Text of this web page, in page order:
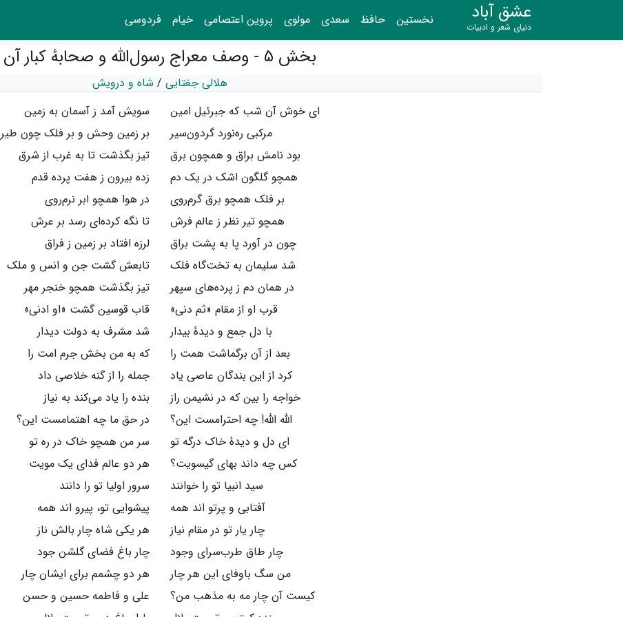
عشق آباد
دنیای شعر و ادبیات نخستین حافظ سعدی مولوی پروین اعتصامی خیام فردوسی
بخش ۵ - وصف معراج رسول‌الله و صحابهٔ کبار آن
هلالی جغتایی / شاه و درویش
ای خوش آن شب که جبرئیل امین
سویش آمد ز آسمان به زمین
مرکبی ره‌نورد گردون‌سیر
بر زمین وحش و بر فلک چون طیر
بود نامش براق و همچون برق
تیز بگذشت تا به غرب از شرق
همچو گلگون اشک در یک دم
زده بیرون ز هفت پرده قدم
بر فلک همچو برق گرم‌روی
در هوا همچو ابر نرم‌روی
همچو تیر نظر ز عالم فرش
تا نگه کرده‌ای رسد بر عرش
چون در آورد پا به پشت براق
لرزه افتاد بر زمین ز فراق
شد سلیمان به تخت‌گاه فلک
تابعش گشت جن و انس و ملک
در همان دم ز پرده‌های سپهر
تیز بگذشت همچو خنجر مهر
قرب او از مقام «ثم دنی»
قاب قوسین گشت «او ادنی»
با دل جمع و دیدهٔ بیدار
شد مشرف به دولت دیدار
بعد از آن برگماشت همت را
که به من بخش جرم امت را
کرد از این بندگان عاصی یاد
جمله را از گنه خلاصی داد
خواجه را بین که در نشیمن راز
بنده را یاد می‌کند به نیاز
الله الله! چه احترامست این؟
در حق ما چه اهتمامست این؟
ای دل و دیدهٔ خاک درگه تو
سر من همچو خاک در ره تو
کس چه داند بهای گیسویت؟
هر دو عالم فدای یک مویت
سید انبیا تو را خوانند
سرور اولیا تو را دانند
آفتابی و پرتو اند همه
پیشوایی تو، پیرو اند همه
چار یار تو در مقام نیاز
هر یکی شاه چار بالش ناز
چار طاق طرب‌سرای وجود
چار باغ فضای گلشن جود
من سگ باوفای این هر چار
هر دو چشمم برای ایشان چار
کیست آن چار مه به مذهب من؟
علی و فاطمه حسین و حسن